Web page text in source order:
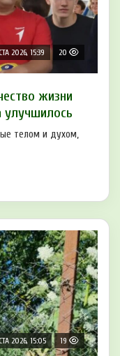
2026, 15:39 20
жизни
улучшилось
телом и духом,
2026, 15:05 19